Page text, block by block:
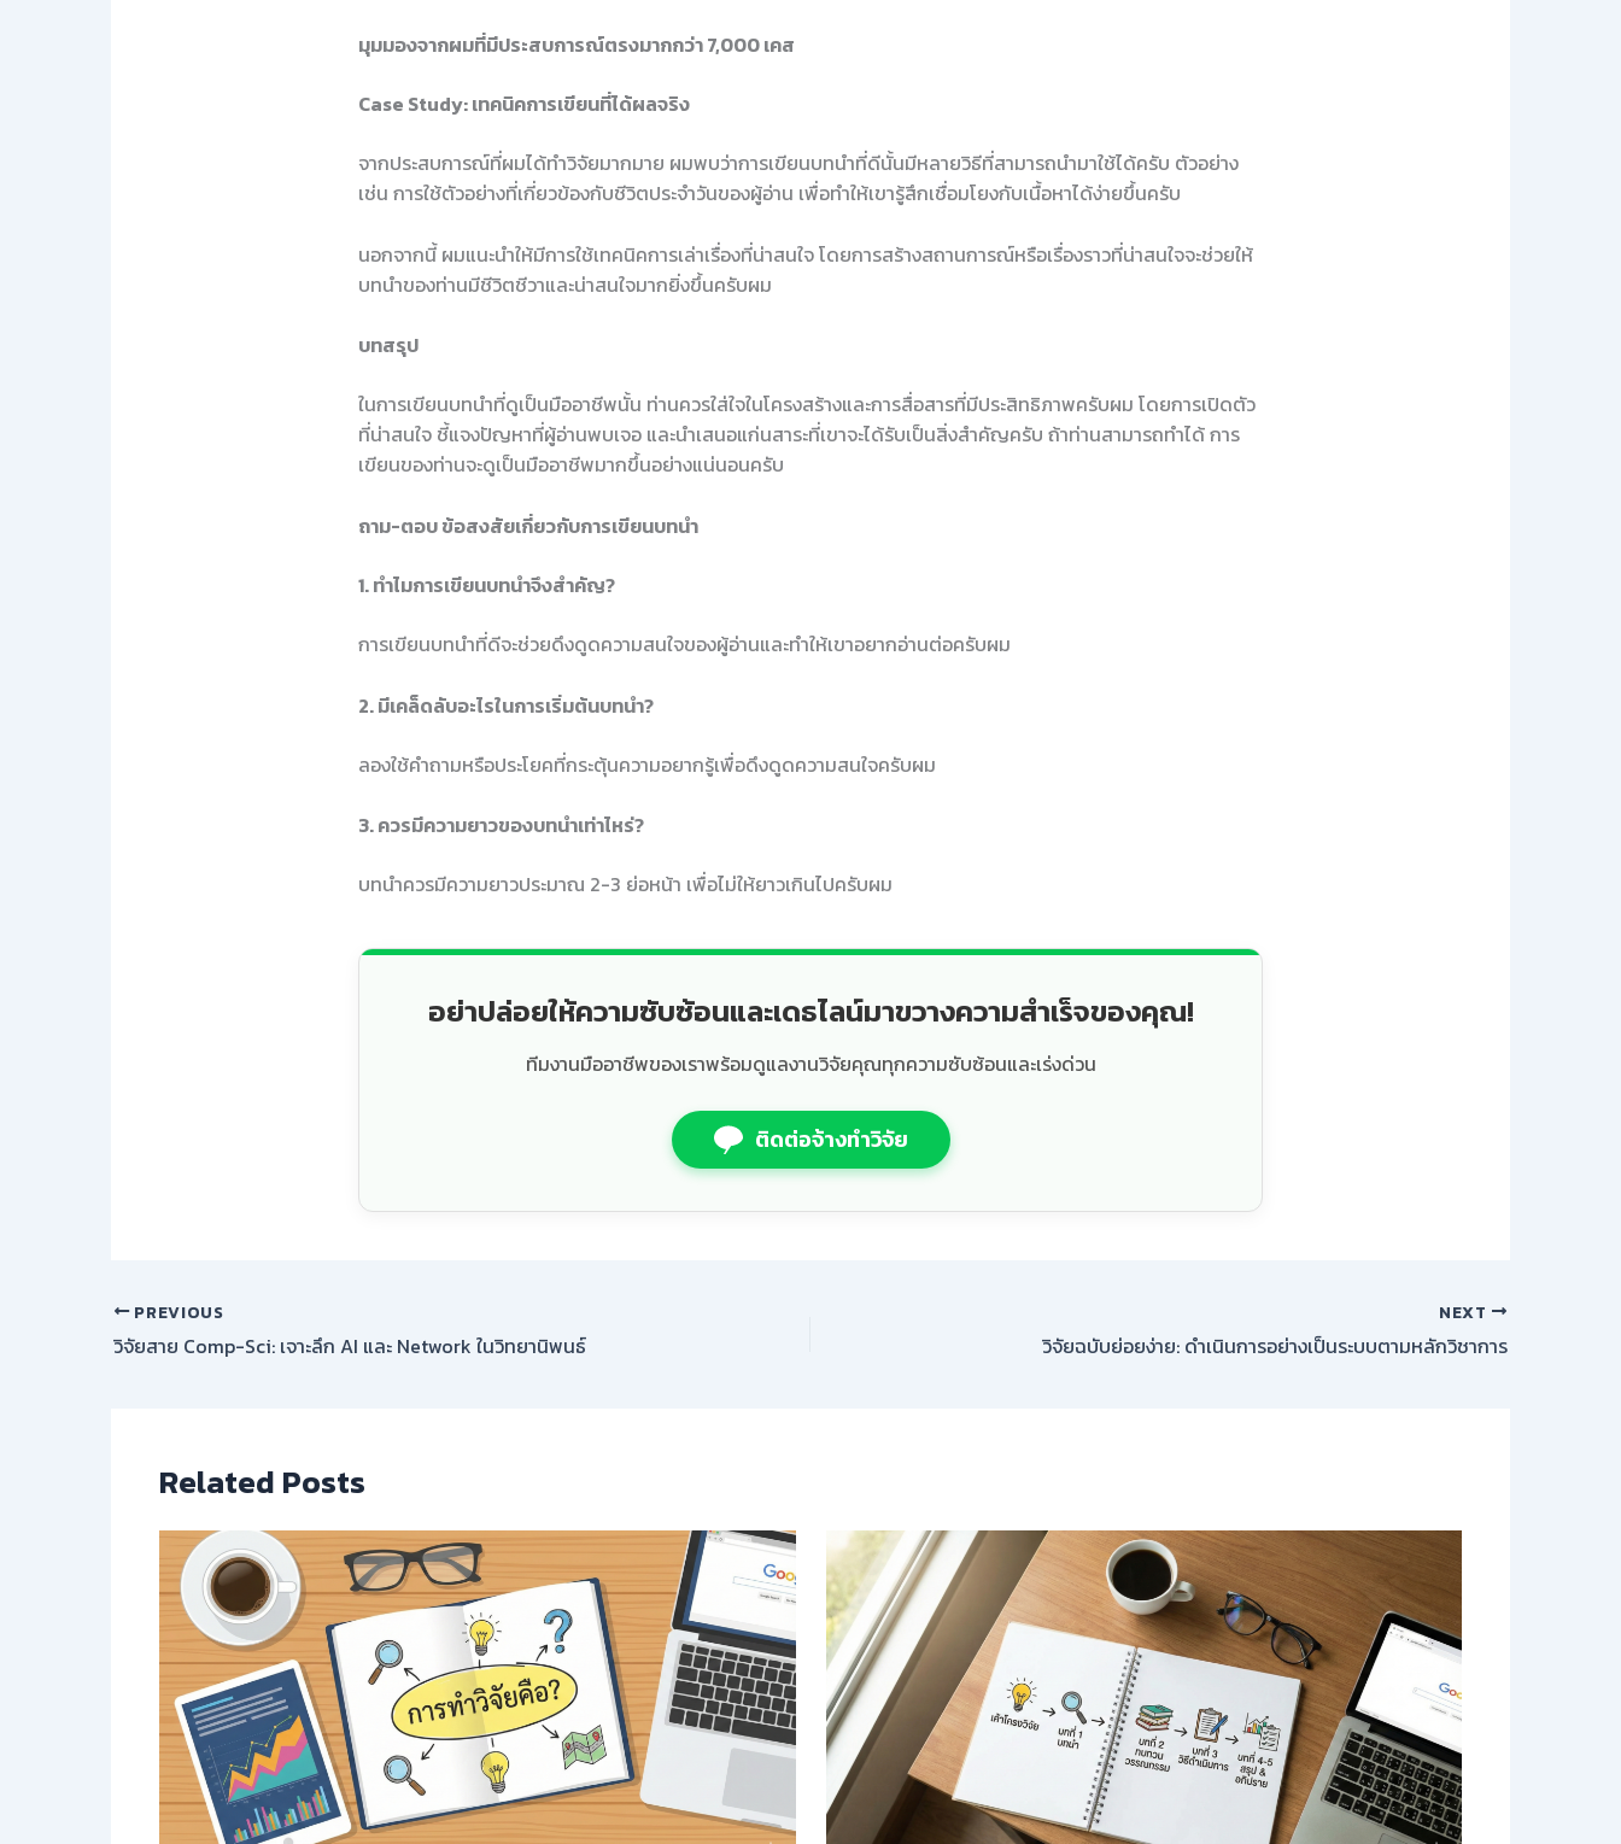
มุมมองจากผมที่มีประสบการณ์ตรงมากกว่า 7,000 เคส
Case Study: เทคนิคการเขียนที่ได้ผลจริง
จากประสบการณ์ที่ผมได้ทำวิจัยมากมาย ผมพบว่าการเขียนบทนำที่ดีนั้นมีหลายวิธีที่สามารถนำมาใช้ได้ครับ ตัวอย่าง
เช่น การใช้ตัวอย่างที่เกี่ยวข้องกับชีวิตประจำวันของผู้อ่าน เพื่อทำให้เขารู้สึกเชื่อมโยงกับเนื้อหาได้ง่ายขึ้นครับ
นอกจากนี้ ผมแนะนำให้มีการใช้เทคนิคการเล่าเรื่องที่น่าสนใจ โดยการสร้างสถานการณ์หรือเรื่องราวที่น่าสนใจจะช่วยให้
บทนำของท่านมีชีวิตชีวาและน่าสนใจมากยิ่งขึ้นครับผม
บทสรุป
ในการเขียนบทนำที่ดูเป็นมืออาชีพนั้น ท่านควรใส่ใจในโครงสร้างและการสื่อสารที่มีประสิทธิภาพครับผม โดยการเปิดตัว
ที่น่าสนใจ ชี้แจงปัญหาที่ผู้อ่านพบเจอ และนำเสนอแก่นสาระที่เขาจะได้รับเป็นสิ่งสำคัญครับ ถ้าท่านสามารถทำได้ การ
เขียนของท่านจะดูเป็นมืออาชีพมากขึ้นอย่างแน่นอนครับ
ถาม-ตอบ ข้อสงสัยเกี่ยวกับการเขียนบทนำ
1. ทำไมการเขียนบทนำจึงสำคัญ?
การเขียนบทนำที่ดีจะช่วยดึงดูดความสนใจของผู้อ่านและทำให้เขาอยากอ่านต่อครับผม
2. มีเคล็ดลับอะไรในการเริ่มต้นบทนำ?
ลองใช้คำถามหรือประโยคที่กระตุ้นความอยากรู้เพื่อดึงดูดความสนใจครับผม
3. ควรมีความยาวของบทนำเท่าไหร่?
บทนำควรมีความยาวประมาณ 2-3 ย่อหน้า เพื่อไม่ให้ยาวเกินไปครับผม
อย่าปล่อยให้ความซับซ้อนและเดธไลน์มาขวางความสำเร็จของคุณ!
ทีมงานมืออาชีพของเราพร้อมดูแลงานวิจัยคุณทุกความซับซ้อนและเร่งด่วน
ติดต่อจ้างทำวิจัย
PREVIOUS
วิจัยสาย Comp-Sci: เจาะลึก AI และ Network ในวิทยานิพนธ์
NEXT
วิจัยฉบับย่อยง่าย: ดำเนินการอย่างเป็นระบบตามหลักวิชาการ
Related Posts